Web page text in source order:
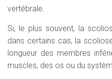
vertébrale.
Si, le plus souvent, la
dans certains cas, la
longueur des membres
muscles, des os ou du